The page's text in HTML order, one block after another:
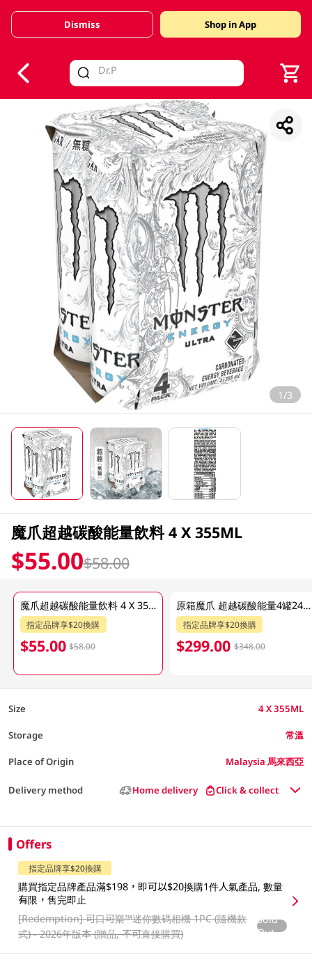
Valid Until 30 June 2026
Dismiss Shop in App
1/3
魔爪超越碳酸能量飲料 4 X 355ML
$55.00$58.00
魔爪超越碳酸能量飲料 4 X 355ML
指定品牌享$20換購
$55.00 $58.00
原箱魔爪 超越碳酸能量4罐24 X 355 ML
指定品牌享$20換購
$299.00 $348.00
Size 4 X 355ML
Storage 常溫
Place of Origin Malaysia 馬來西亞
Delivery method Home delivery Click & collect
Offers
指定品牌享$20換購
購買指定品牌產品滿$198，即可以$20換購1件人氣產品, 數量
有限，售完即止
[Redemption]可口可樂™️迷你數碼相機 1PC (隨機款
式) - 2026年版本 (贈品, 不可直接購買)
Sold
Out